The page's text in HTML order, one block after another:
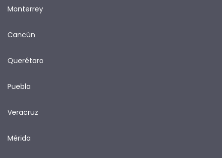
Monterrey
Cancún
Querétaro
Puebla
Veracruz
Mérida